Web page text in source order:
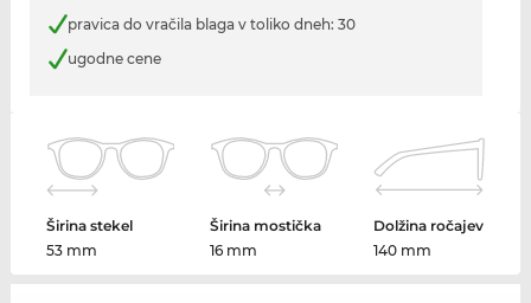
pravica do vračila blaga v toliko dneh: 30
ugodne cene
Širina stekel
53 mm
Širina mostička
16 mm
Dolžina ročajev
140 mm